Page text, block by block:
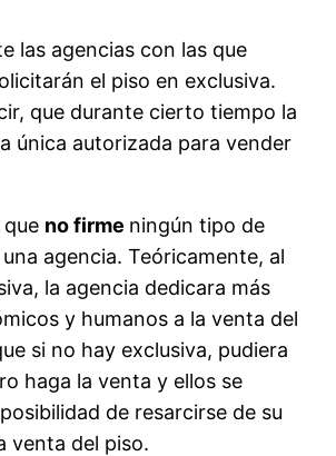
las agencias con las que
el piso en exclusiva.
que durante cierto tiempo la
única autorizada para vender
no firme ningún tipo de
agencia. Teóricamente, al
la agencia dedicara más
y humanos a la venta del
si no hay exclusiva, pudiera
haga la venta y ellos se
de resarcirse de su
venta del piso.